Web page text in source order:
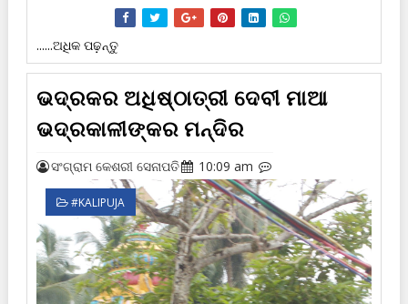
......ଅଧିକ ପଢ଼ନ୍ତୁ
ଭଦ୍ରକର ଅଧିଷ୍ଠାତ୍ରୀ ଦେବୀ ମାଆ
ଭଦ୍ରକାଳୀଙ୍କର ମନ୍ଦିର
ସଂଗ୍ରାମ କେଶରୀ ସେନାପତି 10:09 am
#KALIPUJA